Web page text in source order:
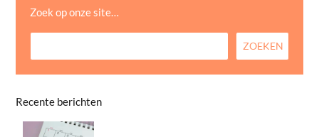
Zoek op onze site…
Recente berichten